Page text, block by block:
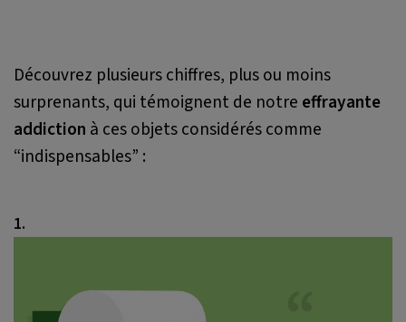
Découvrez plusieurs chiffres, plus ou moins
surprenants, qui témoignent de notre effrayante
addiction à ces objets considérés comme
“indispensables” :
1.